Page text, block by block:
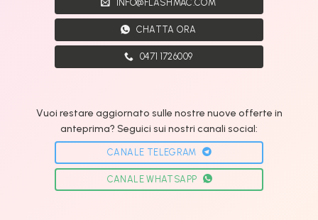
INFO@FLASHMAC.COM
CHATTA ORA
0471 1726009
Vuoi restare aggiornato sulle nostre nuove offerte in
anteprima? Seguici sui nostri canali social:
CANALE TELEGRAM
CANALE WHATSAPP